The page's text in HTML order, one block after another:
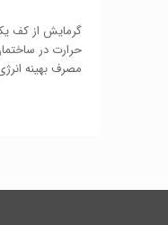
گرمایش از کف
حرارت در
مصرف بهینه